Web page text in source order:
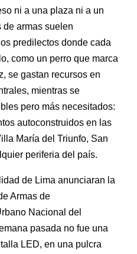
ni a una plaza ni a un
de armas suelen
predilectos donde cada
como un perro que marca
se gastan recursos en
mientras se
pero más necesitados:
autoconstruidos en las
María del Triunfo, San
periferia del país.
de Lima anunciaran la
Armas de
Nacional del
pasada no fue una
LED, en una pulcra